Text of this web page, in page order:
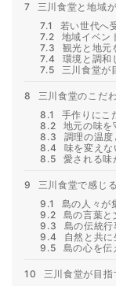
7
三川食堂と地域
7.1
若い世代へ
7.2
地域イベン
7.3
観光と地元
7.4
環境と調和
7.5
三川食堂が
8
三川食堂のこだ
8.1
手作りにこ
8.2
地元の味を
8.3
調理の温
8.4
味を変え
8.5
愛される味
9
三川食堂で感じ
9.1
島の人々が
9.2
島の言葉と
9.3
島の伝統行
9.4
自然と共
9.5
島の心を伝
10
三川食堂が目指